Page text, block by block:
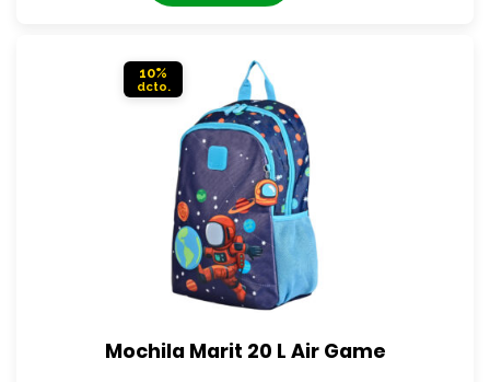
10%
Mochila Marit 20 L Air Game